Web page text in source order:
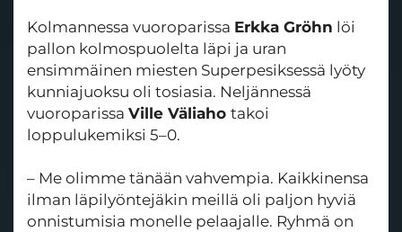
Kolmannessa vuoroparissa Erkka Gröhn löi
pallon kolmospuolelta läpi ja uran
ensimmäinen miesten Superpesiksessä lyöty
kunniajuoksu oli tosiasia. Neljännessä
vuoroparissa Ville Väliaho takoi
loppulukemiksi 5–0.
– Me olimme tänään vahvempia. Kaikkinensa
ilman läpilyöntejäkin meillä oli paljon hyviä
onnistumisia monelle pelaajalle. Ryhmä on